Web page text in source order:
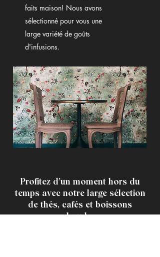
faits maison! Nous avons
sélectionné pour vous une
large variété de goûts
d'infusions.
Profitez d’un moment hors du
temps avec notre large sélection
de thés, cafés et boissons
chaudes.